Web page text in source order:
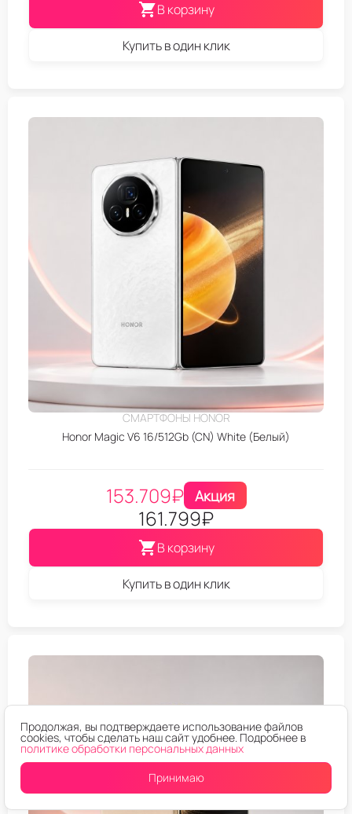
В корзину
Купить в один клик
СМАРТФОНЫ HONOR
Honor Magic V6 16/512Gb (CN) White (Белый)
153.709₽ Акция
161.799₽
В корзину
Купить в один клик
Продолжая, вы подтверждаете использование файлов
cookies, чтобы сделать наш сайт удобнее. Подробнее в
политике обработки персональных данных
Принимаю